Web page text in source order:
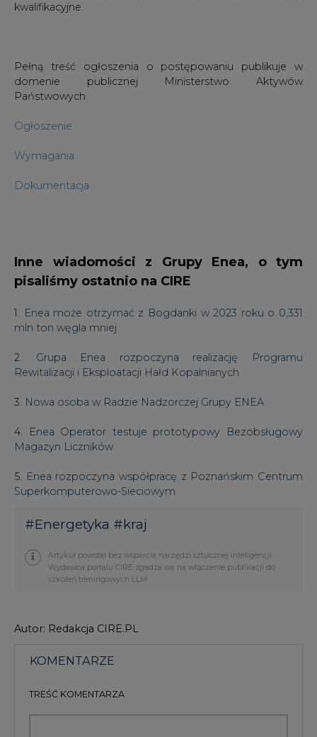
Pełną treść ogłoszenia o postępowaniu publikuje w
Ogłoszenie
Wymagania
Dokumentacja
1.
Enea może otrzymać z Bogdanki w 2023 roku o 0,331
mln ton węgla mniej
Rewitalizacji i Eksploatacji Hałd Kopalnianych
4.Enea Operator testuje prototypowy Bezobsługowy
Superkomputerowo-Sieciowym
Artykuł powstał bez wsparcia narzędzi sztucznej inteligencji.
szkoleń treningowych LLM.
Autor: Redakcja CIRE.PL
TREŚĆ KOMENTARZA